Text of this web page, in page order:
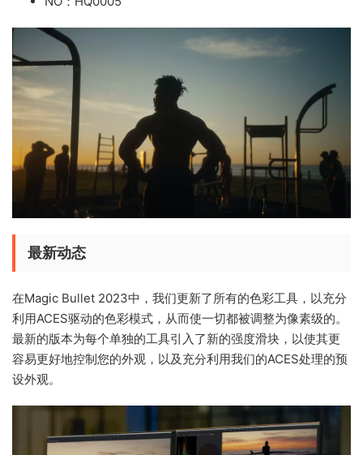
最新动态
在Magic Bullet 2023中，我们更新了所有的色彩工具，以充分
利用ACES驱动的色彩模式，从而使一切都被调整为像素级的。
最新的版本为每个单独的工具引入了新的强度滑块，以使其更
容易更好地控制您的外观，以及充分利用我们的ACES处理的预
设外观。